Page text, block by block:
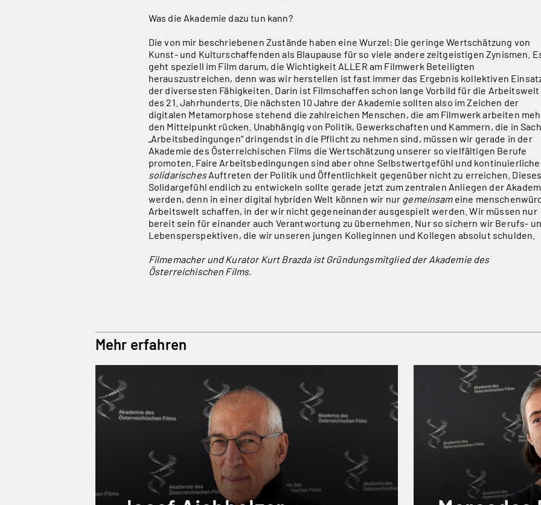
Was die Akademie dazu tun kann?
Die von mir beschriebenen Zustände haben eine Wurzel: Die geringe Wertschätzung von
Kunst- und Kulturschaffenden als Blaupause für so viele andere zeitgeistigen Zynismen.
geht speziell im Film darum, die Wichtigkeit ALLER am Filmwerk Beteiligten
herauszustreichen, denn was wir herstellen ist fast immer das Ergebnis kollektiven
der diversesten Fähigkeiten. Darin ist Filmschaffen schon lange Vorbild für die Arbeitswelt
des 21. Jahrhunderts. Die nächsten 10 Jahre der Akademie sollten also im Zeichen der
digitalen Metamorphose stehend die zahlreichen Menschen, die am Filmwerk arbeiten
den Mittelpunkt rücken. Unabhängig von Politik, Gewerkschaften und Kammern, die in
„Arbeitsbedingungen“ dringendst in die Pflicht zu nehmen sind, müssen wir gerade in der
Akademie des Österreichischen Films die Wertschätzung unserer so vielfältigen Berufe
promoten. Faire Arbeitsbedingungen sind aber ohne Selbstwertgefühl und
solidarischesAuftreten der Politik und Öffentlichkeit gegenüber nicht zu erreichen. Dieses
Solidargefühl endlich zu entwickeln sollte gerade jetzt zum zentralen Anliegen der
werden, denn in einer digital hybriden Welt können wir nur gemeinsameine
Arbeitswelt schaffen, in der wir nicht gegeneinander ausgespielt werden. Wir müssen nur
bereit sein für einander auch Verantwortung zu übernehmen. Nur so sichern wir Berufs-
Lebensperspektiven, die wir unseren jungen Kolleginnen und Kollegen absolut schulden.
Filmemacher und Kurator Kurt Brazda ist Gründungsmitglied der Akademie des
Österreichischen Films.
Mehr erfahren